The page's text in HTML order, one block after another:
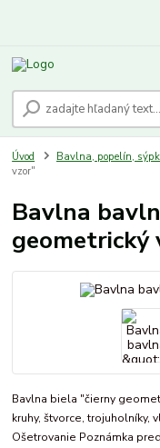
Úvod Bavlna, popelín,
vzor"
Bavlna
geometrický
Bavlna biela "čierny
kruhy, štvorce, trojuholníky,
Ošetrovanie Poznámka